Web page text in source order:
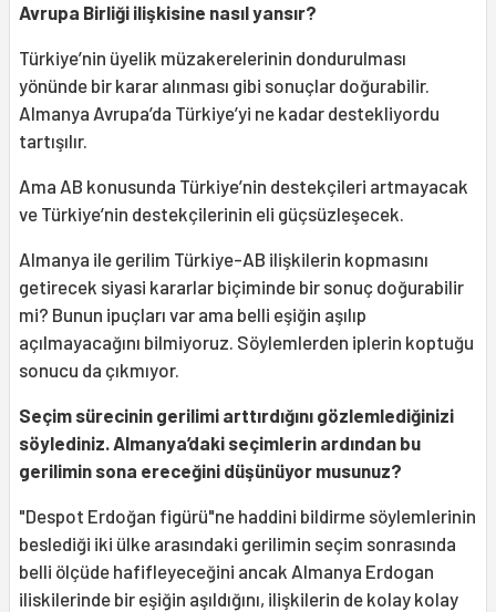
Avrupa Birliği ilişkisine nasıl yansır?
Türkiye’nin üyelik müzakerelerinin dondurulması
yönünde bir karar alınması gibi sonuçlar doğurabilir.
Almanya Avrupa’da Türkiye’yi ne kadar destekliyordu
tartışılır.
Ama AB konusunda Türkiye’nin destekçileri artmayacak
ve Türkiye’nin destekçilerinin eli güçsüzleşecek.
Almanya ile gerilim Türkiye-AB ilişkilerin kopmasını
getirecek siyasi kararlar biçiminde bir sonuç doğurabilir
mi? Bunun ipuçları var ama belli eşiğin aşılıp
açılmayacağını bilmiyoruz. Söylemlerden iplerin koptuğu
sonucu da çıkmıyor.
Seçim sürecinin gerilimi arttırdığını gözlemlediğinizi
söylediniz. Almanya’daki seçimlerin ardından bu
gerilimin sona ereceğini düşünüyor musunuz?
"Despot Erdoğan figürü"ne haddini bildirme söylemlerinin
beslediği iki ülke arasındaki gerilimin seçim sonrasında
belli ölçüde hafifleyeceğini ancak Almanya Erdogan
iliskilerinde bir eşiğin aşıldığını, ilişkilerin de kolay kolay